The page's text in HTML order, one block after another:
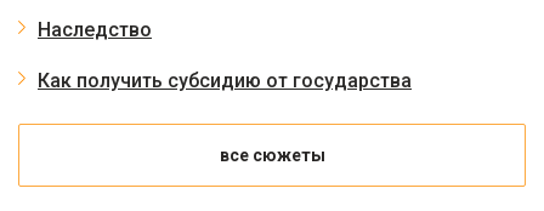
Наследство
Как получить субсидию от государства
все сюжеты